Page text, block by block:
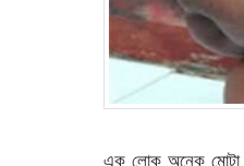
এক লোক অনেক মোটা।